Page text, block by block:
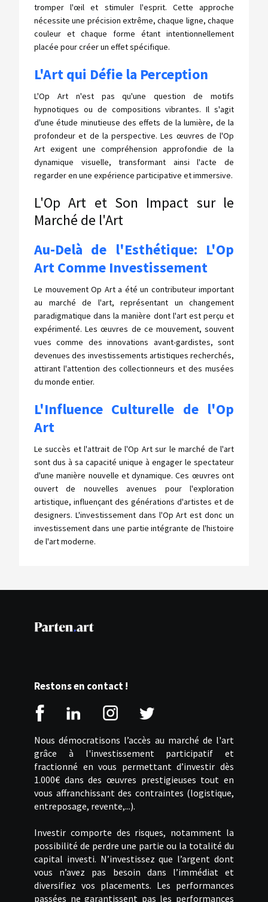
tromper l'œil et stimuler l'esprit. Cette approche
nécessite une précision extrême, chaque ligne, chaque
couleur et chaque forme étant intentionnellement
placée pour créer un effet spécifique.
L'Art qui Défie la Perception
L'Op Art n'est pas qu'une question de motifs
hypnotiques ou de compositions vibrantes. Il s'agit
d'une étude minutieuse des effets de la lumière, de la
profondeur et de la perspective. Les œuvres de l'Op
Art exigent une compréhension approfondie de la
dynamique visuelle, transformant ainsi l'acte de
regarder en une expérience participative et immersive.
L'Op Art et Son Impact sur le
Marché de l'Art
Au-Delà de l'Esthétique: L'Op
Art Comme Investissement
Le mouvement Op Art a été un contributeur important
au marché de l'art, représentant un changement
paradigmatique dans la manière dont l'art est perçu et
expérimenté. Les œuvres de ce mouvement, souvent
vues comme des innovations avant-gardistes, sont
devenues des investissements artistiques recherchés,
attirant l'attention des collectionneurs et des musées
du monde entier.
L'Influence Culturelle de l'Op
Art
Le succès et l'attrait de l'Op Art sur le marché de l'art
sont dus à sa capacité unique à engager le spectateur
d'une manière nouvelle et dynamique. Ces œuvres ont
ouvert de nouvelles avenues pour l'exploration
artistique, influençant des générations d'artistes et de
designers. L'investissement dans l'Op Art est donc un
investissement dans une partie intégrante de l'histoire
de l'art moderne.
Restons en contact !
Nous démocratisons l’accès au marché de l'art
grâce à l'investissement participatif et
fractionné en vous permettant d’investir dès
1.000€ dans des œuvres prestigieuses tout en
vous affranchissant des contraintes (logistique,
entreposage, revente,...).
Investir comporte des risques, notamment la
possibilité de perdre une partie ou la totalité du
capital investi. N’investissez que l’argent dont
vous n’avez pas besoin dans l’immédiat et
diversifiez vos placements. Les performances
passées ne garantissent pas les performances